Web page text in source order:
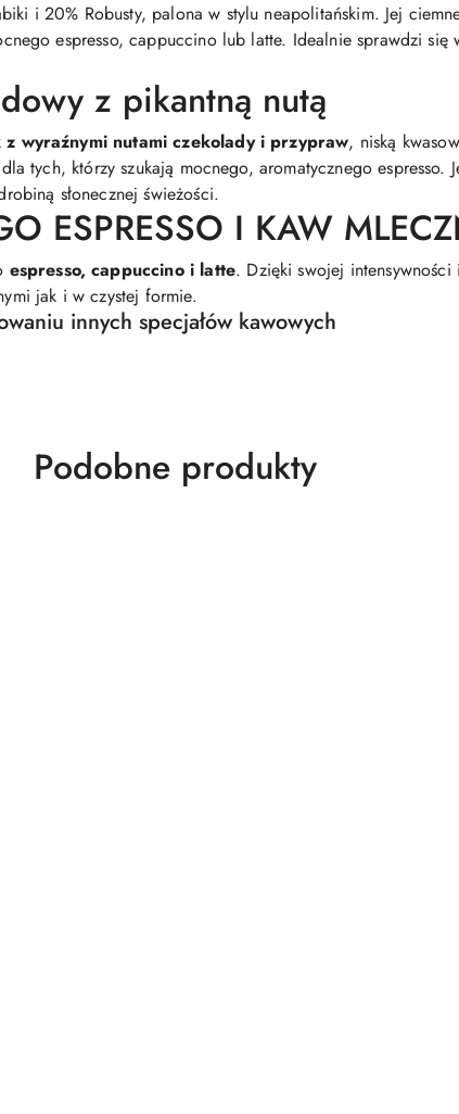
i 20% Robusty, palona w stylu neapolitańskim. Jej
espresso, cappuccino lub latte. Idealnie sprawdzi się
z pikantną nutą
z wyraźnymi nutami czekolady i przypraw, niską
tych, którzy szukają mocnego, aromatycznego espresso.
słonecznej świeżości.
ESPRESSO I KAW
espresso, cappuccino i latte. Dzięki swojej intensywności
jak i w czystej formie.
innych specjałów kawowych
Produkty
Podobne produkty